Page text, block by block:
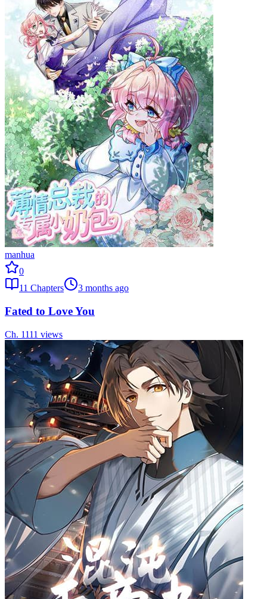
manhua
0
11 Chapters 3 months ago
Fated to Love You
Ch. 1111 views